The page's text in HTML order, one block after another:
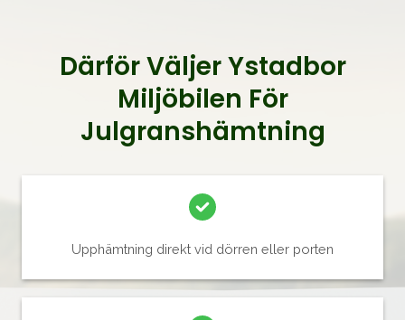
Därför Väljer Ystadbor
Miljöbilen För
Julgranshämtning
Upphämtning direkt vid dörren eller porten